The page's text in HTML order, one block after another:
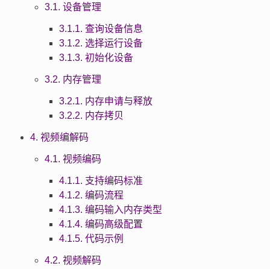
3.1. 设备管理
3.1.1. 查询设备信息
3.1.2. 选择运行设备
3.1.3. 初始化设备
3.2. 内存管理
3.2.1. 内存申请与释放
3.2.2. 内存拷贝
4. 视频编解码
4.1. 视频编码
4.1.1. 支持编码标准
4.1.2. 编码流程
4.1.3. 编码输入内存类型
4.1.4. 编码高级配置
4.1.5. 代码示例
4.2. 视频解码